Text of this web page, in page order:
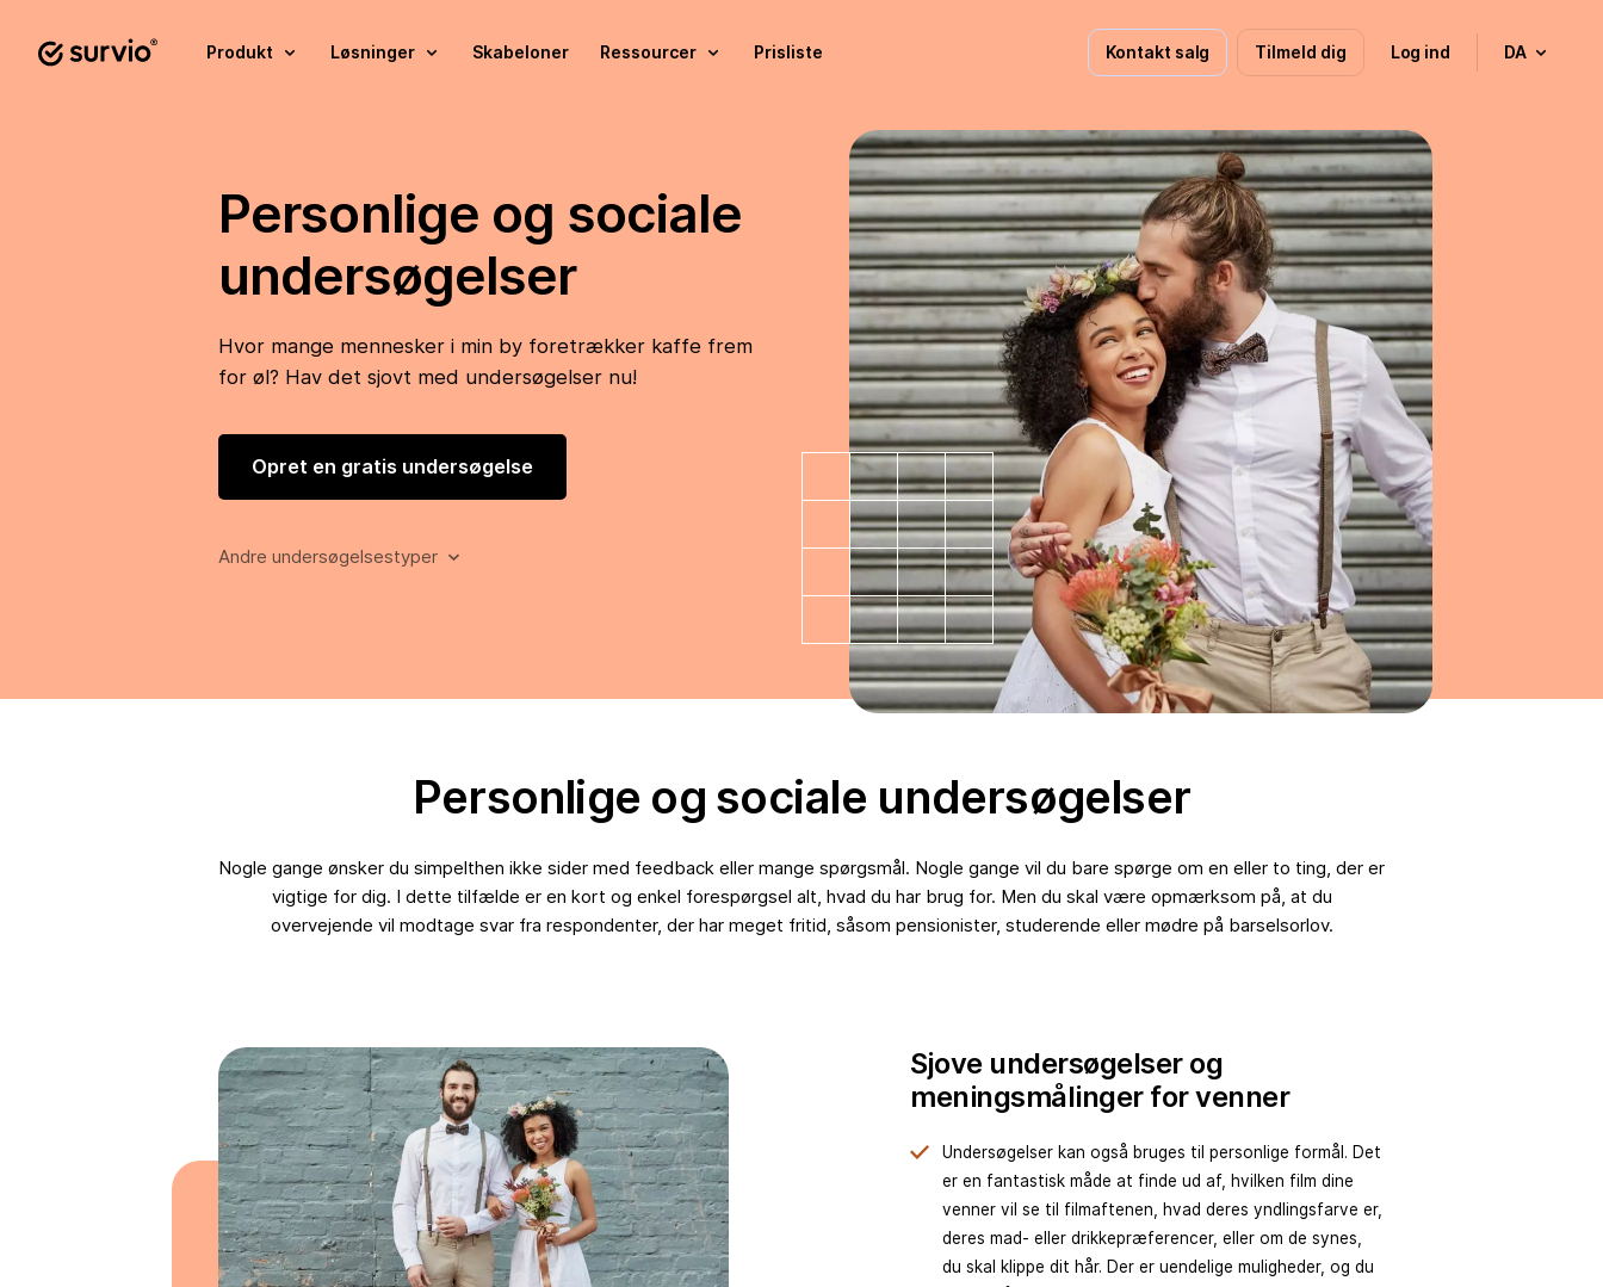
Kontakt salg Tilmeld dig Log ind DA
Produkt Løsninger Skabeloner Ressourcer Prisliste
Personlige og sociale
undersøgelser
Hvor mange mennesker i min by foretrækker kaffe frem
for øl? Hav det sjovt med undersøgelser nu!
Opret en gratis undersøgelse
Andre undersøgelsestyper
Personlige og sociale undersøgelser
Nogle gange ønsker du simpelthen ikke sider med feedback eller mange spørgsmål. Nogle gange vil du bare spørge om en eller to ting, der er
vigtige for dig. I dette tilfælde er en kort og enkel forespørgsel alt, hvad du har brug for. Men du skal være opmærksom på, at du
overvejende vil modtage svar fra respondenter, der har meget fritid, såsom pensionister, studerende eller mødre på barselsorlov.
Sjove undersøgelser og
meningsmålinger for venner
Undersøgelser kan også bruges til personlige formål. Det
er en fantastisk måde at finde ud af, hvilken film dine
venner vil se til filmaftenen, hvad deres yndlingsfarve er,
deres mad- eller drikkepræferencer, eller om de synes,
du skal klippe dit hår. Der er uendelige muligheder, og du